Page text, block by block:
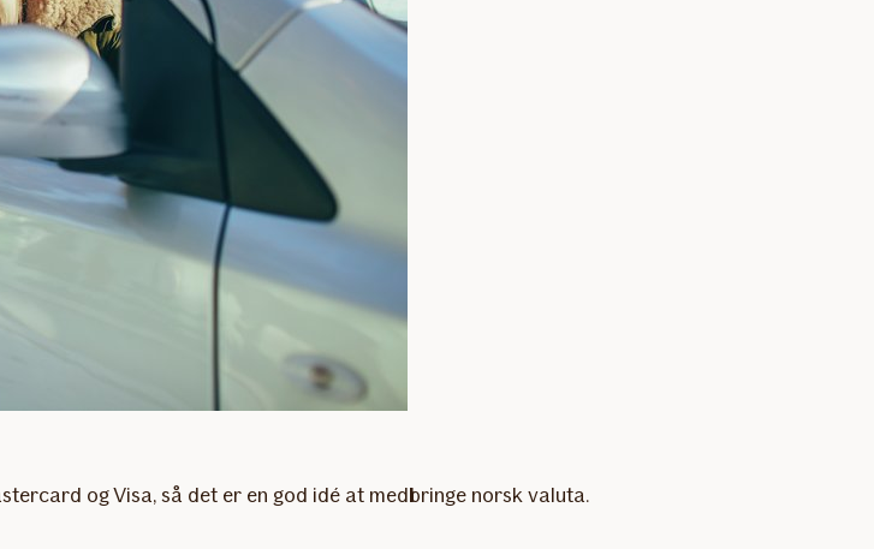
og Visa, så det er en god idé at medbringe norsk valuta.